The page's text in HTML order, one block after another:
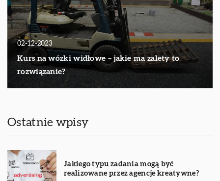
02-12-2023
Kurs na wózki widłowe – jakie ma zalety to
rozwiązanie?
Ostatnie wpisy
Jakiego typu zadania mogą być
realizowane przez agencje kreatywne?